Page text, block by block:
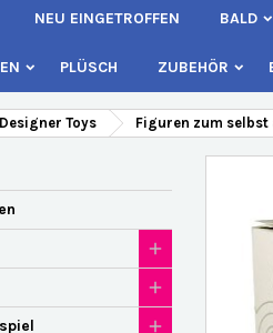
NEU EINGETROFFEN BALD
PLÜSCH ZUBEHÖR
Designer Toys Figuren zum